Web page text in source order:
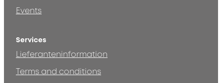
Events
Services
Lieferanteninformation
Terms and conditions